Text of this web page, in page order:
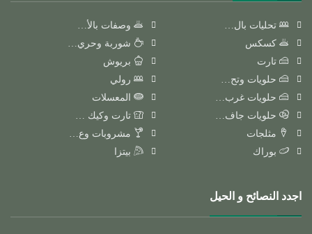
وصفات بالأ…
تحليات بال…
شوربة وحري…
كسكس
بريوش
تارت
رولي
حلويات وتح…
المعسلات
حلويات غرب…
تارت وكيك …
حلويات جاف…
مشروبات وع…
مثلجات
بيتزا
بوراك
اجدد النصائح و الحيل